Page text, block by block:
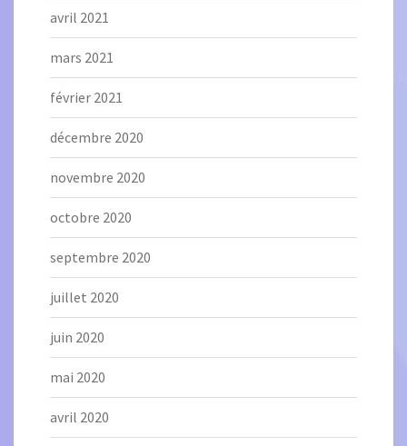
avril 2021
mars 2021
février 2021
décembre 2020
novembre 2020
octobre 2020
septembre 2020
juillet 2020
juin 2020
mai 2020
avril 2020